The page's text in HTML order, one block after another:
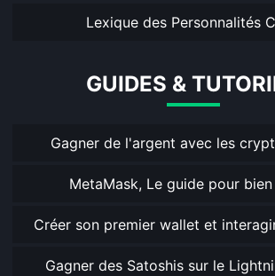
Lexique des Personnalités
GUIDES &
Gagner de l'argent avec les
MetaMask, Le guide pour
Créer son premier wallet et
Gagner des Satoshis sur le